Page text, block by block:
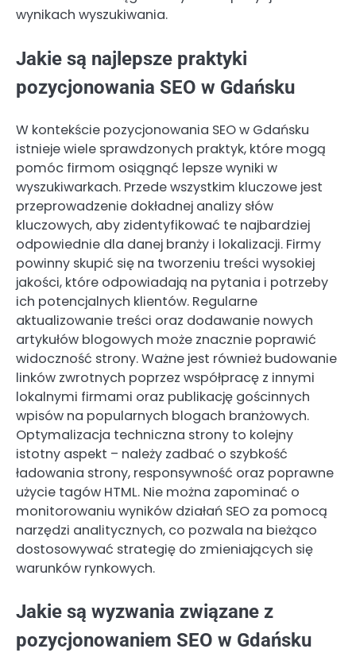
wynikach wyszukiwania.
Jakie są najlepsze praktyki
pozycjonowania SEO w Gdańsku
W kontekście pozycjonowania SEO w Gdańsku
istnieje wiele sprawdzonych praktyk, które mogą
pomóc firmom osiągnąć lepsze wyniki w
wyszukiwarkach. Przede wszystkim kluczowe jest
przeprowadzenie dokładnej analizy słów
kluczowych, aby zidentyfikować te najbardziej
odpowiednie dla danej branży i lokalizacji. Firmy
powinny skupić się na tworzeniu treści wysokiej
jakości, które odpowiadają na pytania i potrzeby
ich potencjalnych klientów. Regularne
aktualizowanie treści oraz dodawanie nowych
artykułów blogowych może znacznie poprawić
widoczność strony. Ważne jest również budowanie
linków zwrotnych poprzez współpracę z innymi
lokalnymi firmami oraz publikację gościnnych
wpisów na popularnych blogach branżowych.
Optymalizacja techniczna strony to kolejny
istotny aspekt – należy zadbać o szybkość
ładowania strony, responsywność oraz poprawne
użycie tagów HTML. Nie można zapominać o
monitorowaniu wyników działań SEO za pomocą
narzędzi analitycznych, co pozwala na bieżąco
dostosowywać strategię do zmieniających się
warunków rynkowych.
Jakie są wyzwania związane z
pozycjonowaniem SEO w Gdańsku